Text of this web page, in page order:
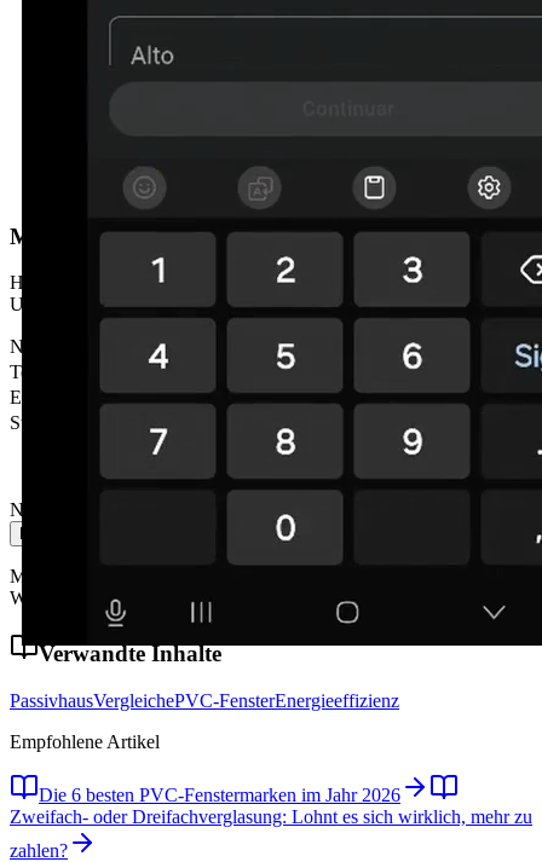
Möchten Sie, dass wir Sie anrufen?
Hinterlassen Sie Ihre Daten und wir melden uns innerhalb von 24h.
Unverbindlich.
Name
Telefon
E-Mail
Stadt
Nachricht
Mit dem Absenden akzeptieren Sie unsere Datenschutzrichtlinie.
Wir geben Ihre Daten nicht an Dritte weiter.
Verwandte Inhalte
PassivhausVergleichePVC-FensterEnergieeffizienz
Empfohlene Artikel
Die 6 besten PVC-Fenstermarken im Jahr 2026
Zweifach- oder Dreifachverglasung: Lohnt es sich wirklich, mehr zu
zahlen?